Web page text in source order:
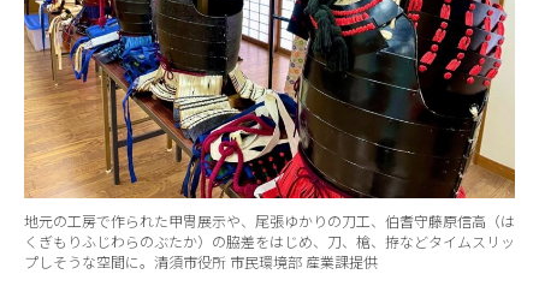
地元の工房で作られた甲冑展示や、尾張ゆかりの刀工、伯耆守藤原信高（は
くぎもりふじわらのぶたか）の脇差をはじめ、刀、槍、拵などタイムスリッ
プしそうな空間に。清須市役所 市民環境部 産業課提供